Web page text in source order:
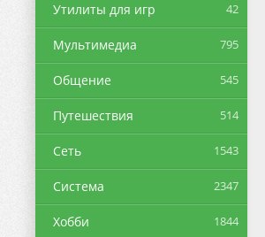
Утилиты для игр 42
Мультимедиа 795
Общение 545
Путешествия 514
Сеть 1543
Система 2347
Хобби 1844